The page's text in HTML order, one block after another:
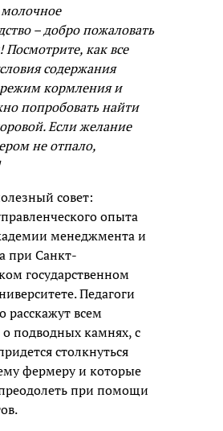
– добро пожаловать
Посмотрите, как все
содержания
кормления и
попробовать найти
Если желание
не отпало,
совет:
опыта
менеджмента и
при Санкт-
государственном
Педагоги
расскажут всем
подводных камнях, с
столкнуться
фермеру и которые
при помощи